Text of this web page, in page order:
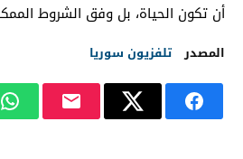
أن تكون الحياة، بل وفق الشروط
المصدر تلفزيون سوريا